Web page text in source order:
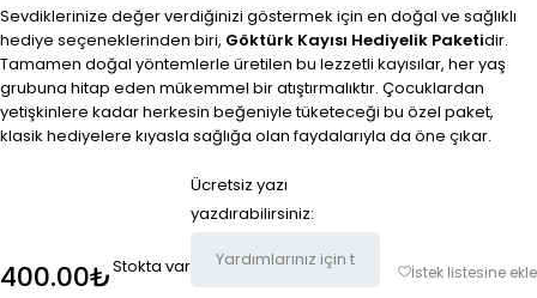
Sevdiklerinize değer verdiğinizi göstermek için en doğal ve sağlıklı
hediye seçeneklerinden biri, Göktürk Kayısı Hediyelik Paketidir.
Tamamen doğal yöntemlerle üretilen bu lezzetli kayısılar, her yaş
grubuna hitap eden mükemmel bir atıştırmalıktır. Çocuklardan
yetişkinlere kadar herkesin beğeniyle tüketeceği bu özel paket,
klasik hediyelere kıyasla sağlığa olan faydalarıyla da öne çıkar.
400.00₺Stokta var
Ücretsiz yazı
yazdırabilirsiniz: